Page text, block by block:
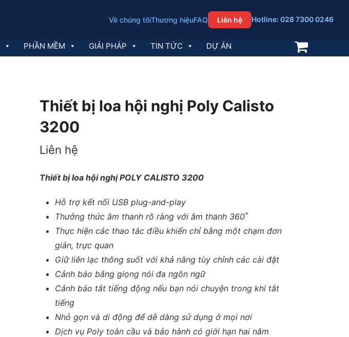
Về chúng tôiThương hiệuFAQ Liên hệ Hotline: 028 7300 0246
PHẦN MỀM GIẢI PHÁP TIN TỨC DỰ ÁN
Thiết bị loa hội nghị Poly Calisto
3200
Liên hệ
Thiết bị loa hội nghị POLY CALISTO 3200
Hỗ trợ kết nối USB plug-and-play
Thưởng thức âm thanh rõ ràng với âm thanh 360˚
Thực hiện các thao tác điều khiển chỉ bằng một chạm đơn
giản, trực quan
Giữ liên lạc thông suốt với khả năng tùy chỉnh các cài đặt
Cảnh báo bằng giọng nói đa ngôn ngữ
Cảnh báo tắt tiếng động nếu bạn nói chuyện trong khi tắt
tiếng
Nhỏ gọn và di động để dễ dàng sử dụng ở mọi nơi
Dịch vụ Poly toàn cầu và bảo hành có giới hạn hai năm